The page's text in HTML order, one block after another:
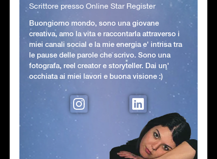
Scrittore presso Online Star Register
Buongiorno mondo, sono una giovane
creativa, amo la vita e raccontarla attraverso i
miei canali social e la mie energia e' intrisa tra
le pause delle parole che scrivo. Sono una
fotografa, reel creator e storyteller. Dai un'
occhiata ai miei lavori e buona visione :)